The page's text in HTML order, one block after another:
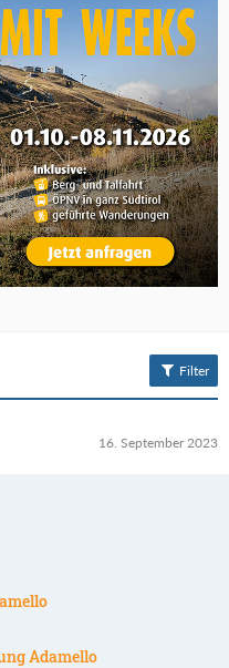
Filter
16. September 2023
Adamello